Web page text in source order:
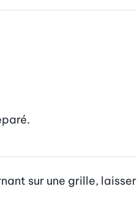
sur une grille, laisser